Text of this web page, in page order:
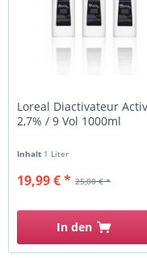
Loreal Diactivateur
2,7% / 9 Vol 1000ml
Inhalt 1 Liter
25,00 € *
19,99 € *
In den